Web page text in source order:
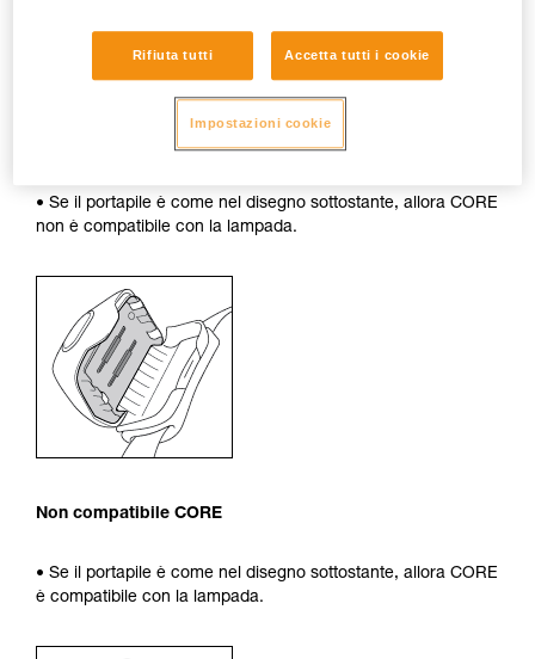
1. Aprire la lampada.
2. Rimuovere le pile.
3. Osservare l’interno del portapile.
• Se il portapile è come nel disegno sottostante, allora CORE
non è compatibile con la lampada.
Non compatibile CORE
• Se il portapile è come nel disegno sottostante, allora CORE
è compatibile con la lampada.
Rifiuta tutti Accetta tutti i cookie
Impostazioni cookie